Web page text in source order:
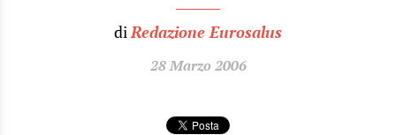
diRedazione Eurosalus
28 Marzo 2006